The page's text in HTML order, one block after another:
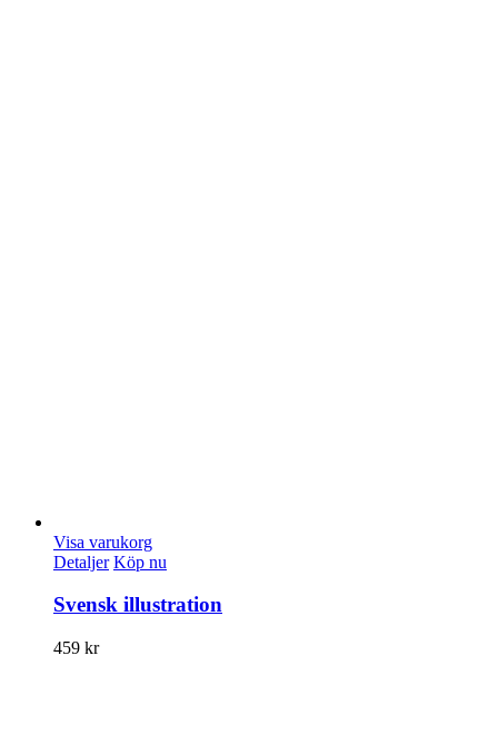
Visa varukorg
Detaljer Köp nu
Svensk illustration
459 kr